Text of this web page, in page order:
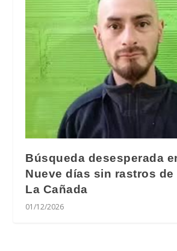
Búsqueda desesperada
Nueve días sin rastros de
La Cañada
01/12/2026